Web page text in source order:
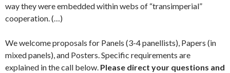
way they were embedded within webs of “transimperial”
cooperation. (…)
We welcome proposals for Panels (3-4 panellists), Papers (in
mixed panels), and Posters. Specific requirements are
explained in the call below. Please direct your questions and